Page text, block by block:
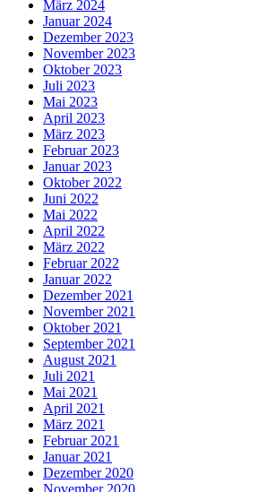
März 2024
Januar 2024
Dezember 2023
November 2023
Oktober 2023
Juli 2023
Mai 2023
April 2023
März 2023
Februar 2023
Januar 2023
Oktober 2022
Juni 2022
Mai 2022
April 2022
März 2022
Februar 2022
Januar 2022
Dezember 2021
November 2021
Oktober 2021
September 2021
August 2021
Juli 2021
Mai 2021
April 2021
März 2021
Februar 2021
Januar 2021
Dezember 2020